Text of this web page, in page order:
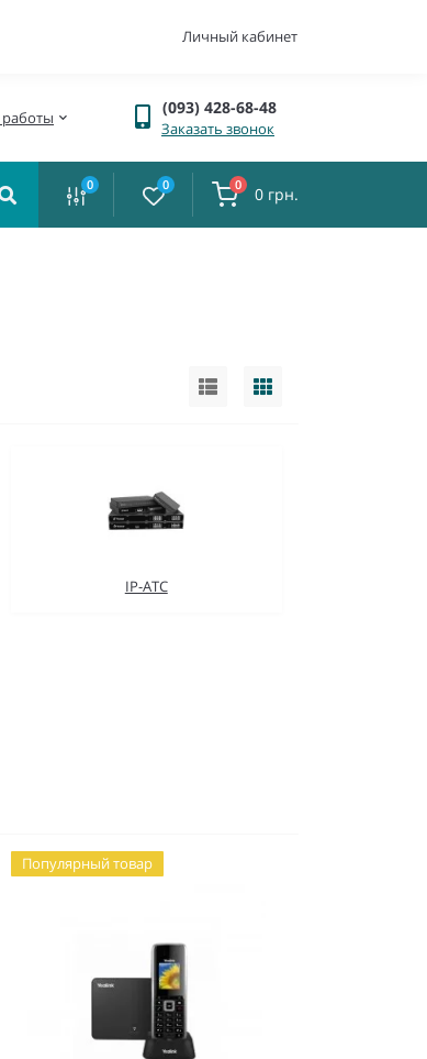
Личный кабинет
(093) 428-68-48
Заказать звонок
0 0 0 0 грн.
IP-АТС
Популярный товар